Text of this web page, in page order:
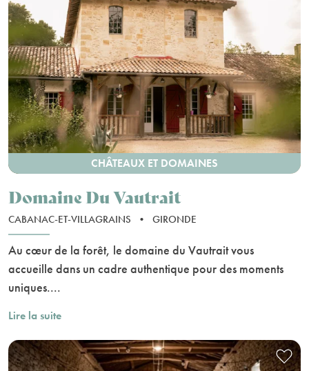
CHÂTEAUX ET DOMAINES
Domaine Du Vautrait
CABANAC-ET-VILLAGRAINS • GIRONDE
Au cœur de la forêt, le domaine du Vautrait vous
accueille dans un cadre authentique pour des moments
uniques....
Lire la suite